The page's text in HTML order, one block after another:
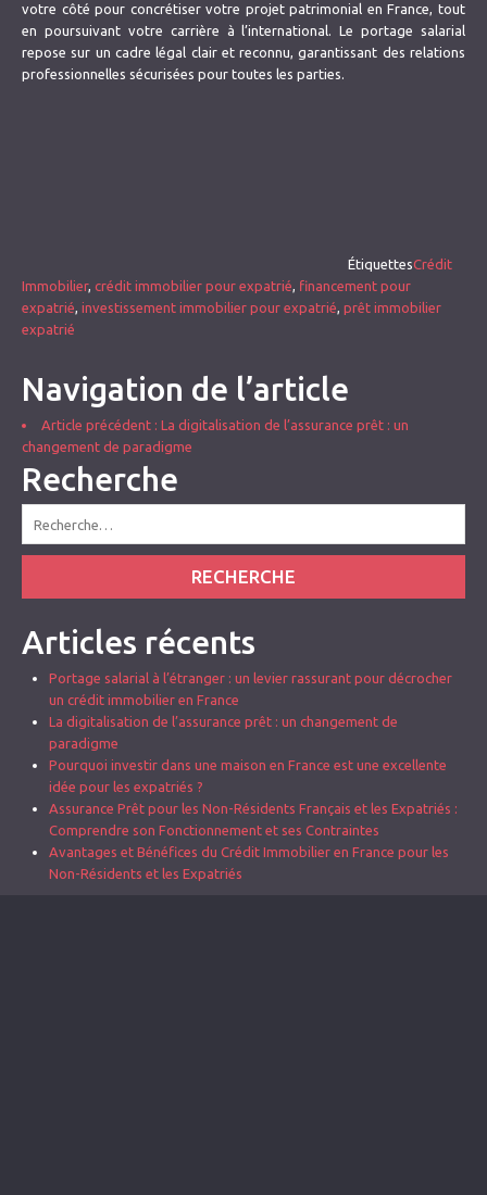
votre côté pour concrétiser votre projet patrimonial en France, tout
en poursuivant votre carrière à l’international. Le portage salarial
repose sur un cadre légal clair et reconnu, garantissant des relations
professionnelles sécurisées pour toutes les parties.
ÉtiquettesCrédit
Immobilier, crédit immobilier pour expatrié, financement pour
expatrié, investissement immobilier pour expatrié, prêt immobilier
expatrié
Navigation de l’article
Article précédent : La digitalisation de l’assurance prêt : un
changement de paradigme
Recherche
RECHERCHE
Articles récents
Portage salarial à l’étranger : un levier rassurant pour décrocher
un crédit immobilier en France
La digitalisation de l’assurance prêt : un changement de
paradigme
Pourquoi investir dans une maison en France est une excellente
idée pour les expatriés ?
Assurance Prêt pour les Non-Résidents Français et les Expatriés :
Comprendre son Fonctionnement et ses Contraintes
Avantages et Bénéfices du Crédit Immobilier en France pour les
Non-Résidents et les Expatriés